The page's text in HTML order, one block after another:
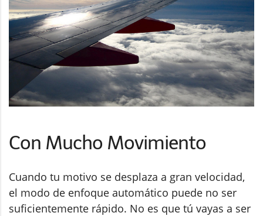
Con Mucho Movimiento
Cuando tu motivo se desplaza a gran velocidad,
el modo de enfoque automático puede no ser
suficientemente rápido. No es que tú vayas a ser